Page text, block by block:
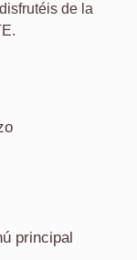
de la
principal